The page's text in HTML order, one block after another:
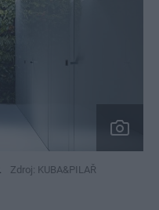
Zdroj: KUBA&PILAŘ